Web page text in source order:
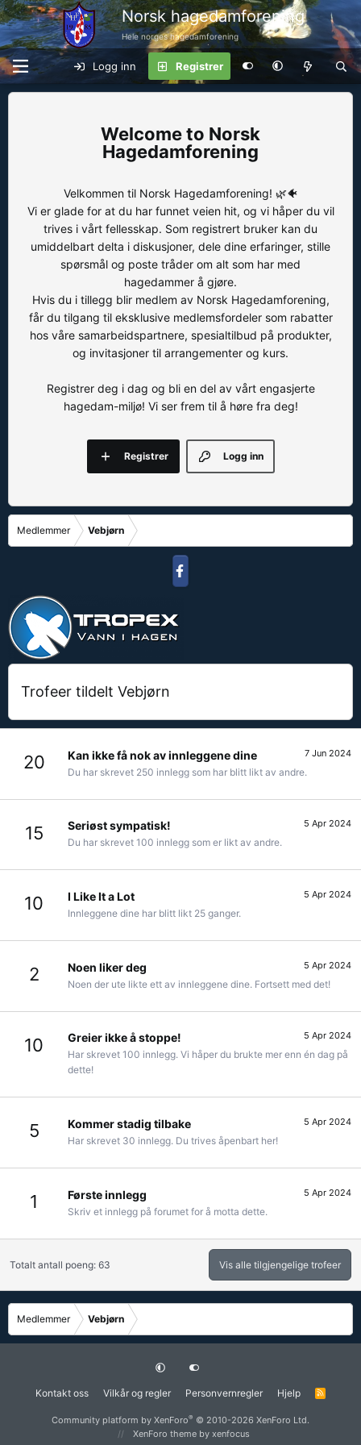
Norsk hagedamforening
Hele norges hagedamforening
Logg inn Registrer
Norsk
Hagedamforening
Velkommen til Norsk Hagedamforening! 🌿🐠
Vi er glade for at du har funnet veien hit, og vi håper du vil
trives i vårt fellesskap. Som registrert bruker kan du
umiddelbart delta i diskusjoner, dele dine erfaringer, stille
spørsmål og poste tråder om alt som har med
hagedammer å gjøre.
Hvis du i tillegg blir medlem av Norsk Hagedamforening,
får du tilgang til eksklusive medlemsfordeler som rabatter
hos våre samarbeidspartnere, spesialtilbud på produkter,
og invitasjoner til arrangementer og kurs.
Registrer deg i dag og bli en del av vårt engasjerte
hagedam-miljø! Vi ser frem til å høre fra deg!
Logg inn
Registrer
Medlemmer Vebjørn
Trofeer tildelt Vebjørn
20 7 Jun 2024
Kan ikke få nok av innleggene dine
Du har skrevet 250 innlegg som har blitt likt av andre.
15 5 Apr 2024
Seriøst sympatisk!
Du har skrevet 100 innlegg som er likt av andre.
10 5 Apr 2024
I Like It a Lot
Innleggene dine har blitt likt 25 ganger.
2 5 Apr 2024
Noen liker deg
Noen der ute likte ett av innleggene dine. Fortsett med det!
10 5 Apr 2024
Greier ikke å stoppe!
Har skrevet 100 innlegg. Vi håper du brukte mer enn én dag på
dette!
5 5 Apr 2024
Kommer stadig tilbake
Har skrevet 30 innlegg. Du trives åpenbart her!
1 5 Apr 2024
Første innlegg
Skriv et innlegg på forumet for å motta dette.
Totalt antall poeng: 63 Vis alle tilgjengelige trofeer
Medlemmer Vebjørn
Kontakt oss Vilkår og regler Personvernregler Hjelp
R
Community platform by XenForo® © 2010-2026 XenForo Ltd.
XenForo theme by xenfocus